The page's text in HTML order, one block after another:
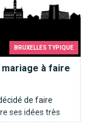
BRUXELLES TYPIQUE
mariage à faire
de faire
ses idées très
à Bruxelles.